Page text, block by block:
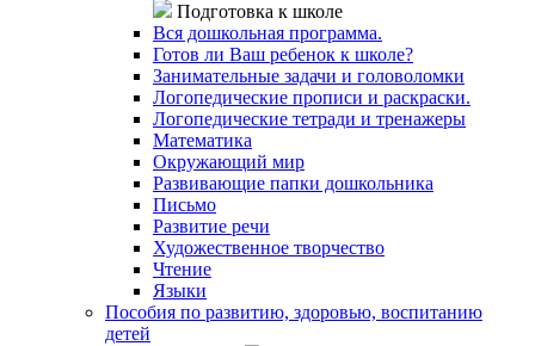
Подготовка к школе
Вся дошкольная программа.
Готов ли Ваш ребенок к школе?
Занимательные задачи и головоломки
Логопедические прописи и раскраски.
Логопедические тетради и тренажеры
Математика
Окружающий мир
Развивающие папки дошкольника
Письмо
Развитие речи
Художественное творчество
Чтение
Языки
Пособия по развитию, здоровью, воспитанию
детей